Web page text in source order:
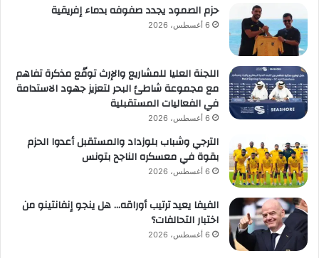
حزم الصمود يجدد صفوفه بدماء إفريقية
6 أغسطس، 2026
اللجنة العليا للمشاريع والإرث توقّع مذكرة تفاهم
مع مجموعة شاطئ البحر لتعزيز جهود الاستدامة
في الفعاليات المستقبلية
6 أغسطس، 2026
الترجي وشباب بلوزداد والمستقبل أعدوا الحزم
بقوة في معسكره الناجح بتونس
6 أغسطس، 2026
الفيفا يعيد ترتيب أوراقه… هل ينجو إنفانتينو من
اختبار التحالفات؟
6 أغسطس، 2026